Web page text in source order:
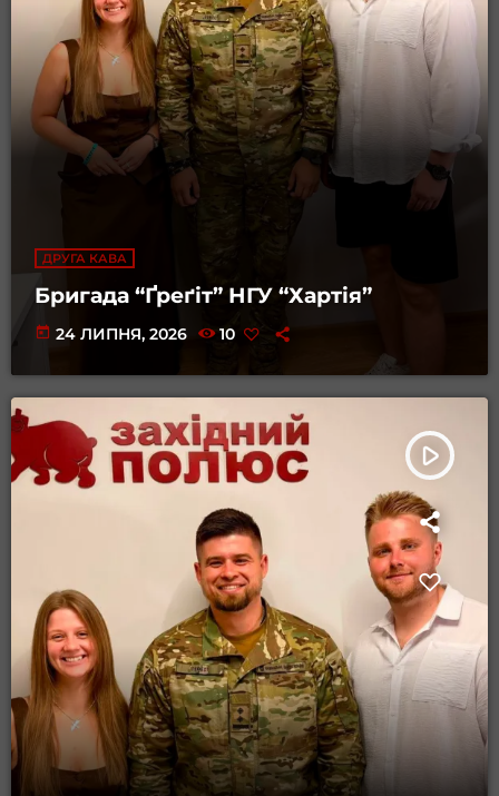
ДРУГА КАВА
Бригада “Ґреґіт” НГУ “Хартія”
today 24 ЛИПНЯ, 2026 10
play_arrow